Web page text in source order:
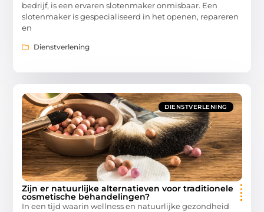
bedrijf, is een ervaren slotenmaker onmisbaar. Een
slotenmaker is gespecialiseerd in het openen, repareren
en
Dienstverlening
DIENSTVERLENING
Zijn er natuurlijke alternatieven voor traditionele
cosmetische behandelingen?
In een tijd waarin wellness en natuurlijke gezondheid